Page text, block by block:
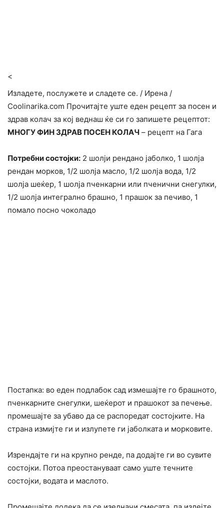
<
Изладете, послужете и сладете се. / Ирена /
Сооlinarika.com Прочитајте уште еден рецепт за посен и
здрав колач за кој веднаш ќе си го запишете рецептот:
МНОГУ ФИН ЗДРАВ ПОСЕН КОЛАЧ – рецепт на Гага
Потребни состојки: 2 шолји рендано јаболко, 1 шолја
рендан морков, 1/2 шолја масло, 1/2 шолја вода, 1/2
шолја шеќер, 1 шолја пченкарни или пченични снегулки,
1/2 шолја интегрално брашно, 1 прашок за печиво, 1
помало посно чоколадо
Постапка: во еден подлабок сад измешајте го брашното,
пченкарните снегулки, шеќерот и прашокот за печење.
промешајте за убаво да се распоредат состојките. На
страна измијте ги и излупете ги јаболката и морковите.
Изрендајте ги на крупно ренде, па додајте ги во сувите
состојки. Потоа преостануваат само уште течните
состојки, водата и маслото.